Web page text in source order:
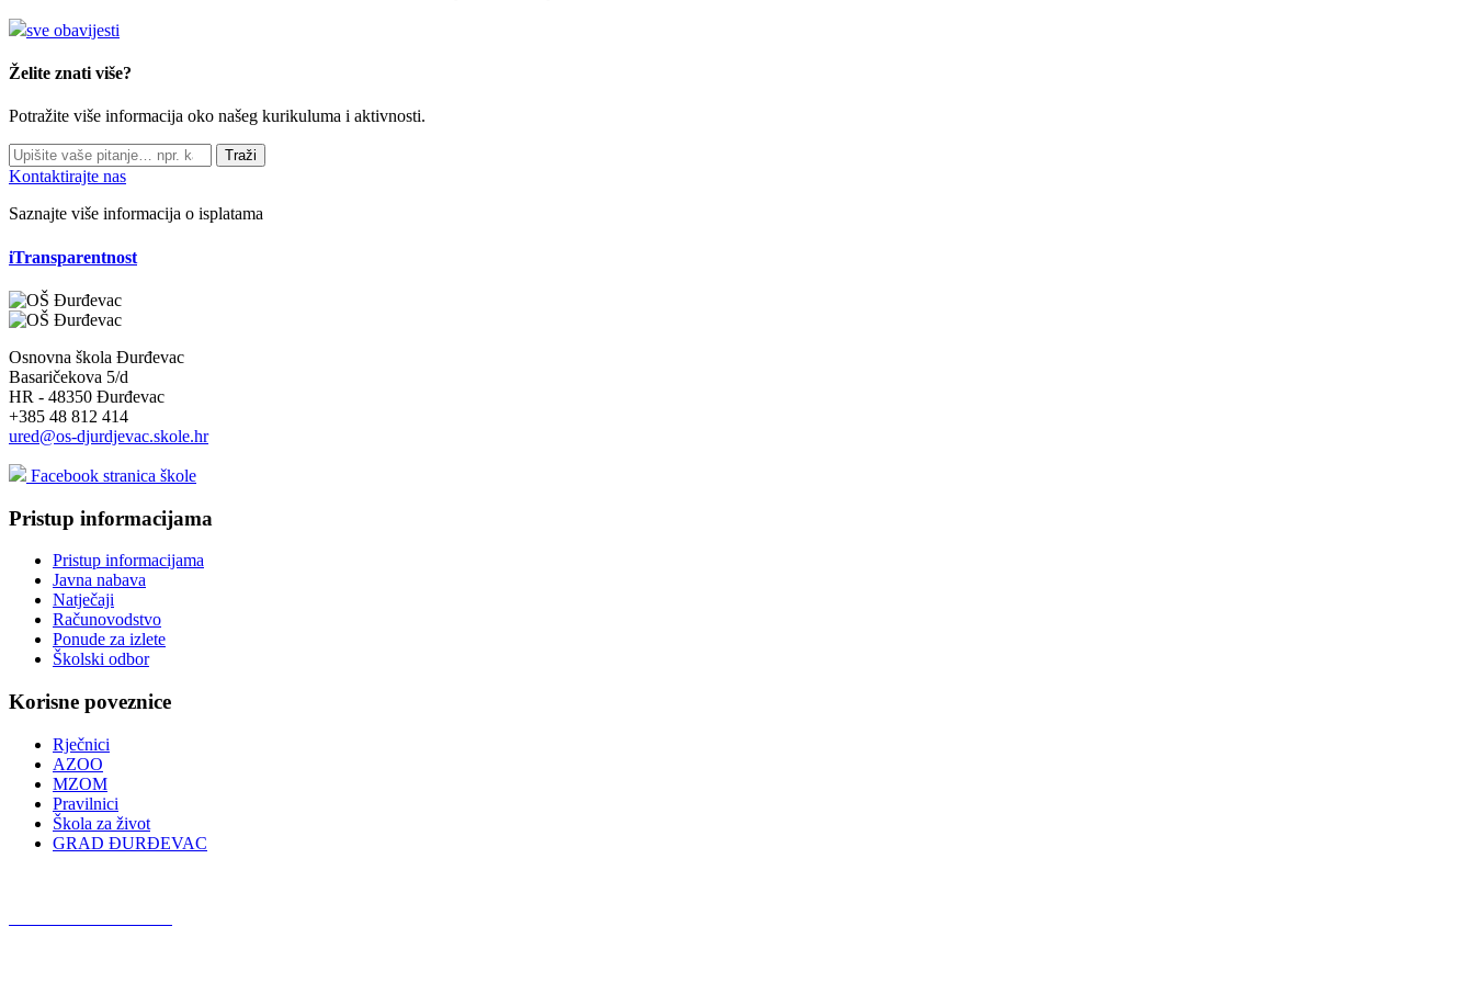
sve obavijesti
Želite znati više?
Potražite više informacija oko našeg kurikuluma i aktivnosti.
Traži
Kontaktirajte nas
Saznajte više informacija o isplatama
iTransparentnost
Osnovna škola Đurđevac
Basaričekova 5/d
HR - 48350 Đurđevac
+385 48 812 414
ured@os-djurdjevac.skole.hr
Facebook stranica škole
Pristup informacijama
Pristup informacijama
Javna nabava
Natječaji
Računovodstvo
Ponude za izlete
Školski odbor
Korisne poveznice
Rječnici
AZOO
MZOM
Pravilnici
Škola za život
GRAD ĐURĐEVAC